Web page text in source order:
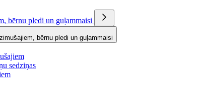
bērnu pledi un guļammaisi
bērnu pledi un guļammaisi
sedziņas